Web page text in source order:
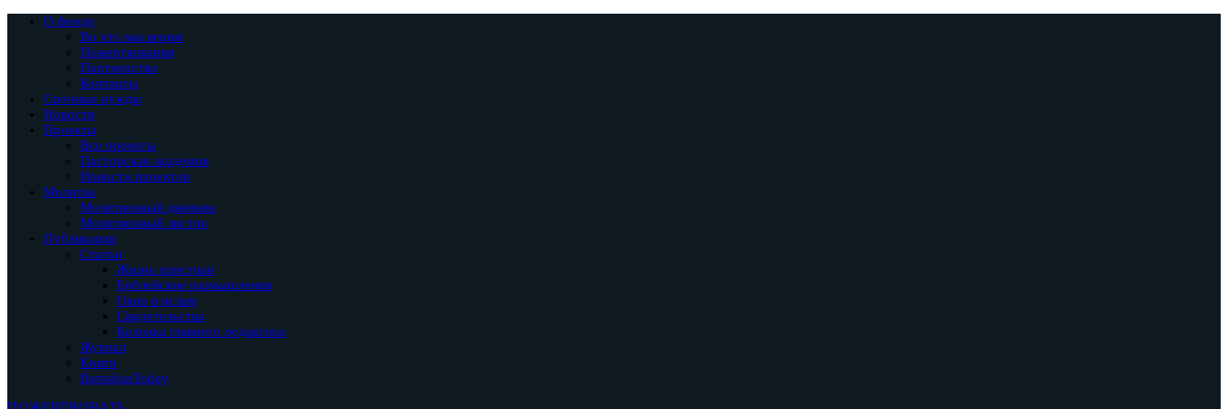
О фонде
Во что мы верим
Пожертвования
Партнерство
Контакты
Срочные нужды
Новости
Проекты
Все проекты
Пасторская академия
Новости проектов
Молитва
Молитвенный дневник
Молитвенный листок
Публикации
Статьи
Жизнь христиан
Библейские размышления
Окно в ислам
Свидетельства
Колонка главного редактора
Журнал
Книги
BarnabasToday